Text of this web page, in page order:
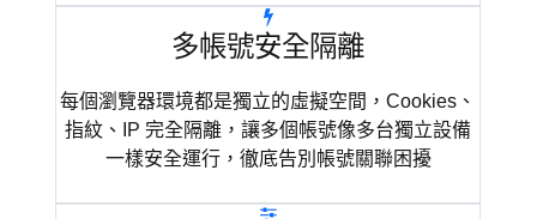
多帳號安全隔離
每個瀏覽器環境都是獨立的虛擬空間，Cookies、
指紋、IP 完全隔離，讓多個帳號像多台獨立設備
一樣安全運行，徹底告別帳號關聯困擾